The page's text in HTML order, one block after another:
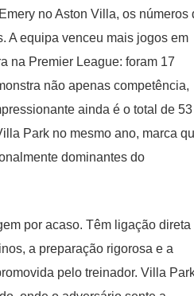
no Aston Villa, os números
A equipa venceu mais jogos em
na Premier League: foram 17
não apenas competência,
ainda é o total de 53
Park no mesmo ano, marca
dominantes do
por acaso. Têm ligação direta
a preparação rigorosa e a
pelo treinador. Villa